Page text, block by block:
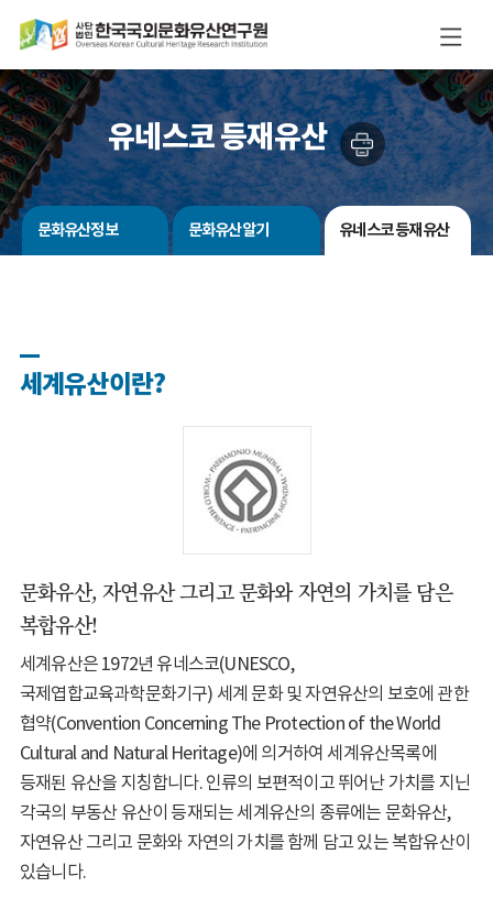
유네스코 등재유산
문화유산정보 문화유산알기 유네스코 등재유산
세계유산이란?
문화유산, 자연유산 그리고 문화와 자연의 가치를 담은
복합유산!
세계유산은 1972년 유네스코(UNESCO,
국제엽합교육과학문화기구) 세계 문화 및 자연유산의 보호에 관한
협약(Convention Concerning The Protection of the World
Cultural and Natural Heritage)에 의거하여 세계유산목록에
등재된 유산을 지칭합니다. 인류의 보편적이고 뛰어난 가치를 지닌
각국의 부동산 유산이 등재되는 세계유산의 종류에는 문화유산,
자연유산 그리고 문화와 자연의 가치를 함께 담고 있는 복합유산이
있습니다.